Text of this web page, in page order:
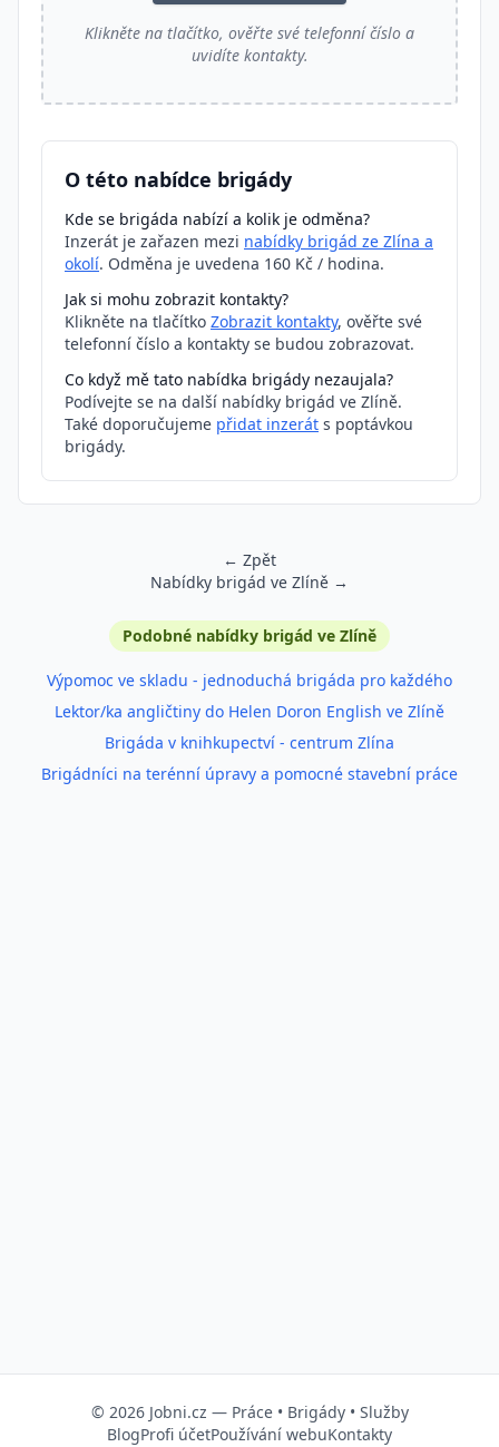
Klikněte na tlačítko, ověřte své telefonní číslo a
uvidíte kontakty.
O této nabídce brigády
Kde se brigáda nabízí a kolik je odměna?
Inzerát je zařazen mezi nabídky brigád ze Zlína a
okolí. Odměna je uvedena 160 Kč / hodina.
Jak si mohu zobrazit kontakty?
Klikněte na tlačítko Zobrazit kontakty, ověřte své
telefonní číslo a kontakty se budou zobrazovat.
Co když mě tato nabídka brigády nezaujala?
Podívejte se na další nabídky brigád ve Zlíně.
Také doporučujeme přidat inzerát s poptávkou
brigády.
← Zpět
Nabídky brigád ve Zlíně →
Podobné inzerátyPodobné nabídky brigád ve Zlíně
Výpomoc ve skladu - jednoduchá brigáda pro každého
Lektor/ka angličtiny do Helen Doron English ve Zlíně
Brigáda v knihkupectví - centrum Zlína
Brigádníci na terénní úpravy a pomocné stavební práce
© 2026 Jobni.cz — Práce• Brigády• Služby
BlogProfi účetPoužívání webuKontakty